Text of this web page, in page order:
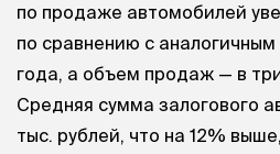
по продаже автомобилей
по сравнению с
года, а объем продаж — в
Средняя сумма залогового
тыс. рублей, что на 12%